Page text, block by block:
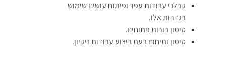
קבלני עבודות עפר ופיתוח עושים שימוש
בגדרות אלו.
סימון בורות פתוחים.
סימון ותיחום בעת ביצוע עבודות ניקיון.